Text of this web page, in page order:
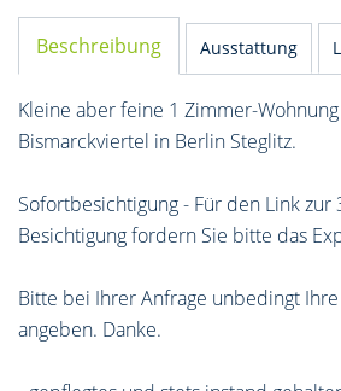
Beschreibung Ausstattung
Kleine aber feine 1 Zimmer-
Bismarckviertel in Berlin Steglitz.
Sofortbesichtigung - Für den Link zur
Besichtigung fordern Sie bitte das
Bitte bei Ihrer Anfrage unbedingt
angeben. Danke.